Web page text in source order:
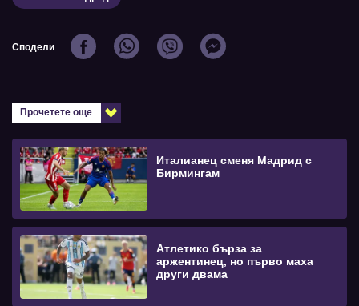
Сподели
Прочетете още
Италианец сменя Мадрид с
Бирмингам
Атлетико бърза за
аржентинец, но първо маха
други двама